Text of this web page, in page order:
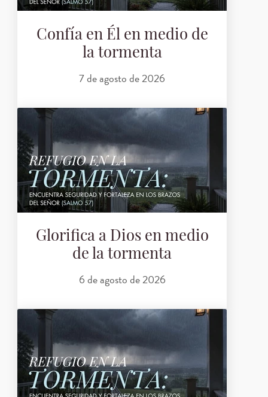
Confía en Él en medio de
la tormenta
7 de agosto de 2026
Glorifica a Dios en medio
de la tormenta
6 de agosto de 2026